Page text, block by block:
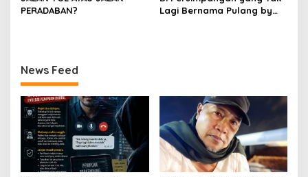
Simawang
PERADABAN?
Lagi Bernama Pulang by
News Feed